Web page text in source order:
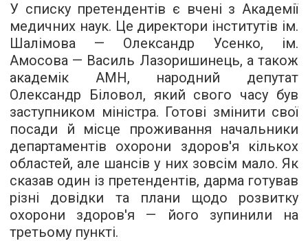
У списку претендентів є вчені з Академії
медичних наук. Це директори інститутів ім.
Шалімова — Олександр Усенко, ім.
Амосова — Василь Лазоришинець, а також
академік АМН, народний депутат
Олександр Біловол, який свого часу був
заступником міністра. Готові змінити свої
посади й місце проживання начальники
департаментів охорони здоров'я кількох
областей, але шансів у них зовсім мало. Як
сказав один із претендентів, дарма готував
різні довідки та плани щодо розвитку
охорони здоров'я — його зупинили на
третьому пункті.